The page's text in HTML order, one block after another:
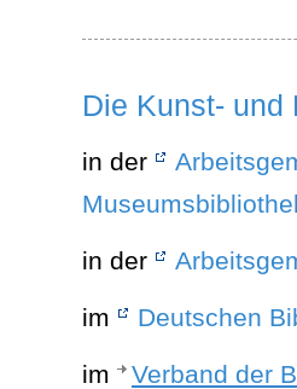
Die Kunst-
in der
in der
im Deutschen
im Verband der